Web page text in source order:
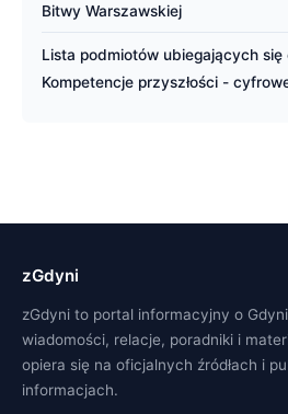
Bitwy Warszawskiej
Lista podmiotów ubiegających
Kompetencje przyszłości -
zGdyni
zGdyni to portal informacyjny o
wiadomości, relacje, poradniki i
opiera się na oficjalnych źródłach i
informacjach.